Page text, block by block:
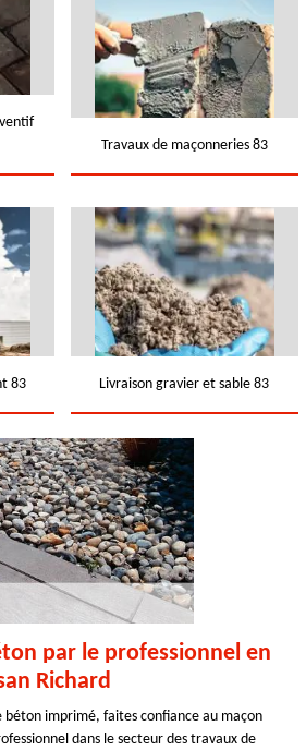
Travaux de maçonneries 83
83 Livraison gravier et sable 83
par le professionnel en
Richard
béton imprimé, faites confiance au maçon
dans le secteur des travaux de